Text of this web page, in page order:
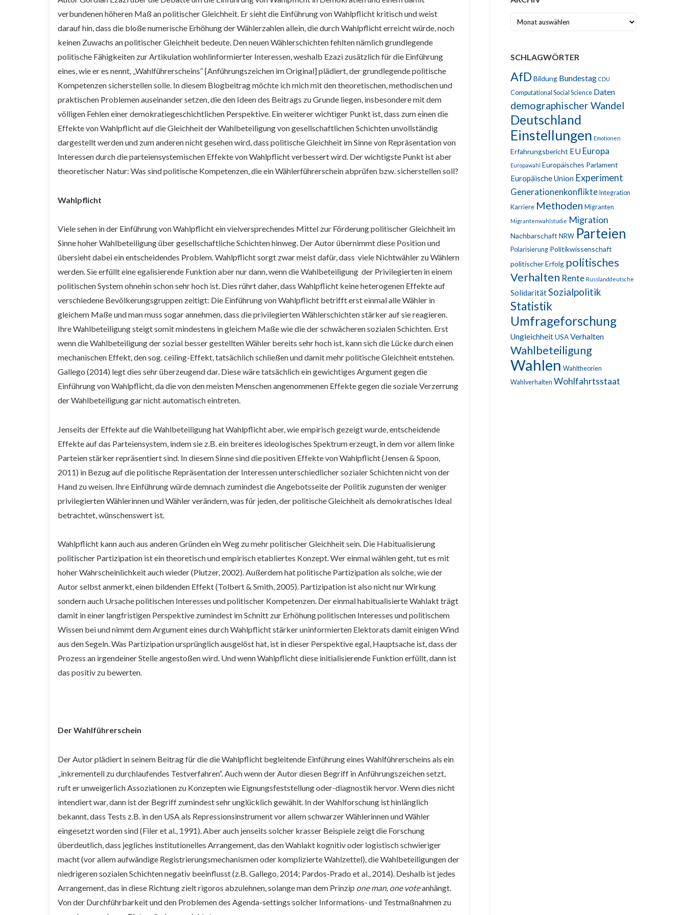
verbundenen höheren Maß an politischer Gleichheit. Er sieht die Einführung von Wahlpflicht kritisch und weist
darauf hin, dass die bloße numerische Erhöhung der Wählerzahlen allein, die durch Wahlpflicht erreicht würde, noch
keinen Zuwachs an politischer Gleichheit bedeute. Den neuen Wählerschichten fehlten nämlich grundlegende
politische Fähigkeiten zur Artikulation wohlinformierter Interessen, weshalb Ezazi zusätzlich für die Einführung
eines, wie er es nennt, „Wahlführerscheins“ [Anführungszeichen im Original] plädiert, der grundlegende politische
Kompetenzen sicherstellen solle. In diesem Blogbeitrag möchte ich mich mit den theoretischen, methodischen und
praktischen Problemen auseinander setzen, die den Ideen des Beitrags zu Grunde liegen, insbesondere mit dem
völligen Fehlen einer demokratiegeschichtlichen Perspektive. Ein weiterer wichtiger Punkt ist, dass zum einen die
Effekte von Wahlpflicht auf die Gleichheit der Wahlbeteiligung von gesellschaftlichen Schichten unvollständig
dargestellt werden und zum anderen nicht gesehen wird, dass politische Gleichheit im Sinne von Repräsentation von
Interessen durch die parteiensystemischen Effekte von Wahlpflicht verbessert wird. Der wichtigste Punkt ist aber
theoretischer Natur: Was sind politische Kompetenzen, die ein Wählerführerschein abprüfen bzw. sicherstellen soll?
Wahlpflicht
Viele sehen in der Einführung von Wahlpflicht ein vielversprechendes Mittel zur Förderung politischer Gleichheit im
Sinne hoher Wahlbeteiligung über gesellschaftliche Schichten hinweg. Der Autor übernimmt diese Position und
übersieht dabei ein entscheidendes Problem. Wahlpflicht sorgt zwar meist dafür, dass viele Nichtwähler zu Wählern
werden. Sie erfüllt eine egalisierende Funktion aber nur dann, wenn die Wahlbeteiligung der Privilegierten in einem
politischen System ohnehin schon sehr hoch ist. Dies rührt daher, dass Wahlpflicht keine heterogenen Effekte auf
verschiedene Bevölkerungsgruppen zeitigt: Die Einführung von Wahlpflicht betrifft erst einmal alle Wähler in
gleichem Maße und man muss sogar annehmen, dass die privilegierten Wählerschichten stärker auf sie reagieren.
Ihre Wahlbeteiligung steigt somit mindestens in gleichem Maße wie die der schwächeren sozialen Schichten. Erst
wenn die Wahlbeteiligung der sozial besser gestellten Wähler bereits sehr hoch ist, kann sich die Lücke durch einen
mechanischen Effekt, den sog. ceiling-Effekt, tatsächlich schließen und damit mehr politische Gleichheit entstehen.
Gallego (2014) legt dies sehr überzeugend dar. Diese wäre tatsächlich ein gewichtiges Argument gegen die
Einführung von Wahlpflicht, da die von den meisten Menschen angenommenen Effekte gegen die soziale Verzerrung
der Wahlbeteiligung gar nicht automatisch eintreten.
Jenseits der Effekte auf die Wahlbeteiligung hat Wahlpflicht aber, wie empirisch gezeigt wurde, entscheidende
Effekte auf das Parteiensystem, indem sie z.B. ein breiteres ideologisches Spektrum erzeugt, in dem vor allem linke
Parteien stärker repräsentiert sind. In diesem Sinne sind die positiven Effekte von Wahlpflicht (Jensen & Spoon,
2011) in Bezug auf die politische Repräsentation der Interessen unterschiedlicher sozialer Schichten nicht von der
Hand zu weisen. Ihre Einführung würde demnach zumindest die Angebotsseite der Politik zugunsten der weniger
privilegierten Wählerinnen und Wähler verändern, was für jeden, der politische Gleichheit als demokratisches Ideal
betrachtet, wünschenswert ist.
Wahlpflicht kann auch aus anderen Gründen ein Weg zu mehr politischer Gleichheit sein. Die Habitualisierung
politischer Partizipation ist ein theoretisch und empirisch etabliertes Konzept. Wer einmal wählen geht, tut es mit
hoher Wahrscheinlichkeit auch wieder (Plutzer, 2002). Außerdem hat politische Partizipation als solche, wie der
Autor selbst anmerkt, einen bildenden Effekt (Tolbert & Smith, 2005). Partizipation ist also nicht nur Wirkung
sondern auch Ursache politischen Interesses und politischer Kompetenzen. Der einmal habitualisierte Wahlakt trägt
damit in einer langfristigen Perspektive zumindest im Schnitt zur Erhöhung politischen Interesses und politischem
Wissen bei und nimmt dem Argument eines durch Wahlpflicht stärker uninformierten Elektorats damit einigen Wind
aus den Segeln. Was Partizipation ursprünglich ausgelöst hat, ist in dieser Perspektive egal, Hauptsache ist, dass der
Prozess an irgendeiner Stelle angestoßen wird. Und wenn Wahlpflicht diese initialisierende Funktion erfüllt, dann ist
das positiv zu bewerten.
Der Wahlführerschein
Der Autor plädiert in seinem Beitrag für die die Wahlpflicht begleitende Einführung eines Wahlführerscheins als ein
„inkrementell zu durchlaufendes Testverfahren“. Auch wenn der Autor diesen Begriff in Anführungszeichen setzt,
ruft er unweigerlich Assoziationen zu Konzepten wie Eignungsfeststellung oder-diagnostik hervor. Wenn dies nicht
intendiert war, dann ist der Begriff zumindest sehr unglücklich gewählt. In der Wahlforschung ist hinlänglich
bekannt, dass Tests z.B. in den USA als Repressionsinstrument vor allem schwarzer Wählerinnen und Wähler
eingesetzt worden sind (Filer et al., 1991). Aber auch jenseits solcher krasser Beispiele zeigt die Forschung
überdeutlich, dass jegliches institutionelles Arrangement, das den Wahlakt kognitiv oder logistisch schwieriger
macht (vor allem aufwändige Registrierungsmechanismen oder komplizierte Wahlzettel), die Wahlbeteiligungen der
niedrigeren sozialen Schichten negativ beeinflusst (z.B. Gallego, 2014; Pardos-Prado et al., 2014). Deshalb ist jedes
Arrangement, das in diese Richtung zielt rigoros abzulehnen, solange man dem Prinzip one man, one voteanhängt.
Von der Durchführbarkeit und den Problemen des Agenda-settings solcher Informations- und Testmaßnahmen zu
Archiv
SCHLAGWÖRTER
AfDBildung Bundestag CDU
Computational Social Science Daten
demographischer Wandel
Deutschland
Einstellungen Emotionen
Erfahrungsbericht EU Europa
Europawahl Europäisches Parlament
Europäische Union Experiment
Generationenkonflikte Integration
Karriere Methoden Migranten
Migrantenwahlstudie Migration
Nachbarschaft NRW Parteien
Polarisierung Politikwissenschaft
politischer Erfolg politisches
Verhalten Rente Russlanddeutsche
SolidaritätSozialpolitik
Statistik
Umfrageforschung
UngleichheitUSAVerhalten
Wahlbeteiligung
Wahlen Wahltheorien
Wahlverhalten Wohlfahrtsstaat